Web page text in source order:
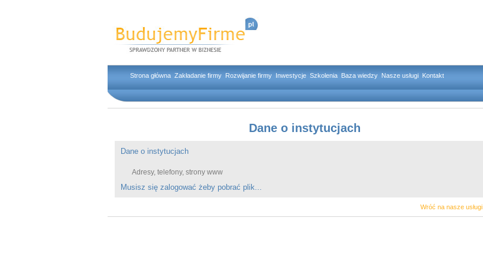
Strona główna Zakładanie firmy Rozwijanie firmy Inwestycje Szkolenia Baza wiedzy Nasze usługi Kontakt
Dane o instytucjach
Dane o instytucjach
Adresy, telefony, strony www
Musisz się zalogować żeby pobrać plik...
Wróć na nasze usługi